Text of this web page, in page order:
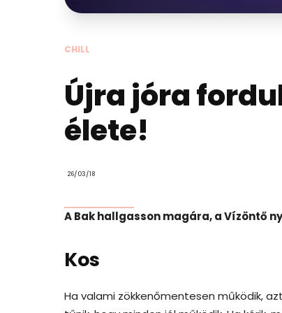
CHILL
Újra jóra
élete!
26/03/18
A Bak hallgasson magára, a Vízöntő
Kos
Ha valami zökkenőmentesen működik,